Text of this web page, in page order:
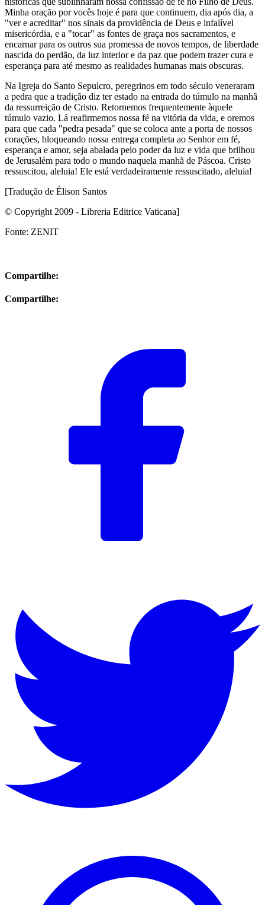
Minha oração por vocês hoje é para que continuem, dia após dia, a
"ver e acreditar" nos sinais da providência de Deus e infalível
misericórdia, e a "tocar" as fontes de graça nos sacramentos, e
encarnar para os outros sua promessa de novos tempos, de liberdade
nascida do perdão, da luz interior e da paz que podem trazer cura e
esperança para até mesmo as realidades humanas mais obscuras.
Na Igreja do Santo Sepulcro, peregrinos em todo século veneraram
a pedra que a tradição diz ter estado na entrada do túmulo na manhã
da ressurreição de Cristo. Retornemos frequentemente àquele
túmulo vazio. Lá reafirmemos nossa fé na vitória da vida, e oremos
para que cada "pedra pesada" que se coloca ante a porta de nossos
corações, bloqueando nossa entrega completa ao Senhor em fé,
esperança e amor, seja abalada pelo poder da luz e vida que brilhou
de Jerusalém para todo o mundo naquela manhã de Páscoa. Cristo
ressuscitou, aleluia! Ele está verdadeiramente ressuscitado, aleluia!
[Tradução de Élison Santos
© Copyright 2009 - Libreria Editrice Vaticana]
Fonte: ZENIT
Compartilhe:
Compartilhe: